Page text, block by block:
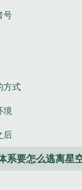
号
方式
境
后
系要怎么逃离星